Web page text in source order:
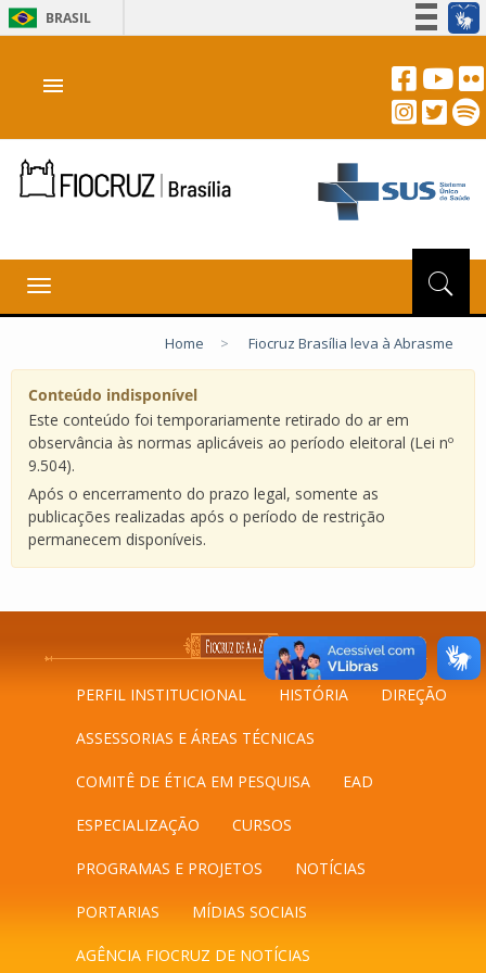
BRASIL
Acesso à informação
Canais
menu
Toggle
navigation
Home > Fiocruz Brasília leva à Abrasme
Conteúdo indisponível
Este conteúdo foi temporariamente retirado do ar em
observância às normas aplicáveis ao período eleitoral (Lei nº
9.504).
Após o encerramento do prazo legal, somente as
publicações realizadas após o período de restrição
permanecem disponíveis.
PERFIL INSTITUCIONAL HISTÓRIA DIREÇÃO
ASSESSORIAS E ÁREAS TÉCNICAS
COMITÊ DE ÉTICA EM PESQUISA EAD
ESPECIALIZAÇÃO CURSOS
PROGRAMAS E PROJETOS NOTÍCIAS
PORTARIAS MÍDIAS SOCIAIS
AGÊNCIA FIOCRUZ DE NOTÍCIAS